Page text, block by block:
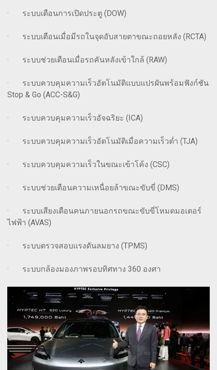
· ระบบเตือนการเปิดประตู (DOW)
· ระบบเตือนเมื่อมีรถในจุดอับสายตาขณะถอยหลัง (RCTA)
· ระบบช่วยเตือนเมื่อรถคันหลังเข้าใกล้ (RAW)
· ระบบควบคุมความเร็วอัตโนมัติแบบแปรผันพร้อมฟังก์ชัน
Stop & Go (ACC-S&G)
· ระบบควบคุมความเร็วอัจฉริยะ (ICA)
· ระบบควบคุมความเร็วอัตโนมัติเมื่อความเร็วต่ำ (TJA)
· ระบบควบคุมความเร็วในขณะเข้าโค้ง (CSC)
· ระบบช่วยเตือนความเหนื่อยล้าขณะขับขี่ (DMS)
· ระบบเสียงเตือนคนภายนอกรถขณะขับขี่โหมดมอเตอร์
ไฟฟ้า (AVAS)
· ระบบตรวจสอบแรงดันลมยาง (TPMS)
· ระบบกล้องมองภาพรอบทิศทาง 360 องศา